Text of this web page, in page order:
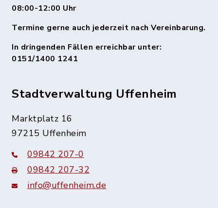
08:00-12:00 Uhr
Termine gerne auch jederzeit nach Vereinbarung.
In dringenden Fällen erreichbar unter:
0151/1400 1241
Stadtverwaltung Uffenheim
Marktplatz 16
97215 Uffenheim
09842 207-0
09842 207-32
info@uffenheim.de